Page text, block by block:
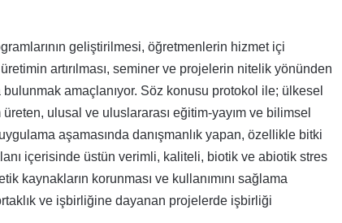
geliştirilmesi, öğretmenlerin hizmet içi
artırılması, seminer ve projelerin nitelik yönünden
amaçlanıyor. Söz konusu protokol ile; ülkesel
ulusal ve uluslararası eğitim-yayım ve bilimsel
aşamasında danışmanlık yapan, özellikle bitki
içerisinde üstün verimli, kaliteli, biotik ve abiotik stres
kaynakların korunması ve kullanımını sağlama
ve işbirliğine dayanan projelerde işbirliği